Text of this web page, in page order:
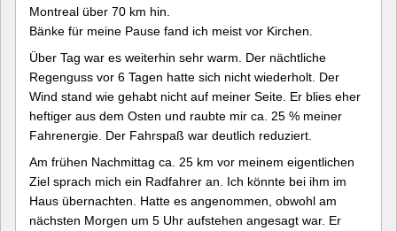
Montreal über 70 km hin.
Bänke für meine Pause fand ich meist vor Kirchen.
Über Tag war es weiterhin sehr warm. Der nächtliche
Regenguss vor 6 Tagen hatte sich nicht wiederholt. Der
Wind stand wie gehabt nicht auf meiner Seite. Er blies eher
heftiger aus dem Osten und raubte mir ca. 25 % meiner
Fahrenergie. Der Fahrspaß war deutlich reduziert.
Am frühen Nachmittag ca. 25 km vor meinem eigentlichen
Ziel sprach mich ein Radfahrer an. Ich könnte bei ihm im
Haus übernachten. Hatte es angenommen, obwohl am
nächsten Morgen um 5 Uhr aufstehen angesagt war. Er